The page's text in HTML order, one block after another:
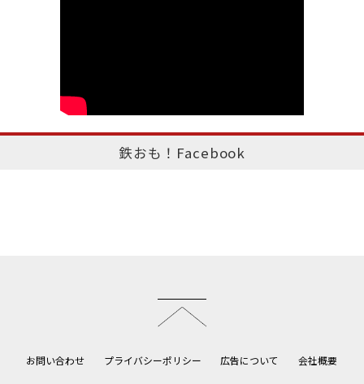
鉄おも！Facebook
お問い合わせ プライバシーポリシー 広告について 会社概要